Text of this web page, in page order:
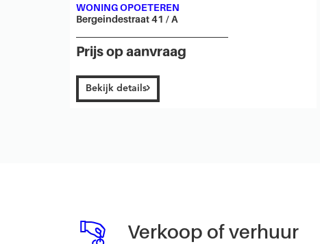
WONING OPOETEREN
Bergeindestraat 41 / A
Prijs op aanvraag
Bekijk details
Verkoop of verhuur